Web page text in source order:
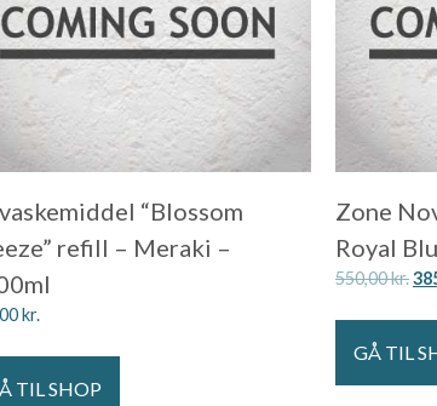
“Blossom
refill – Meraki –
kr.
TIL SHOP
Zone
Royal
550,00kr.
GÅ TIL